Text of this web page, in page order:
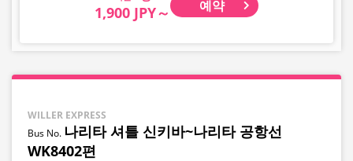
1,900 JPY～ 예약
WILLER EXPRESS
나리타 셔틀 신키바~나리타 공항선
WK8402편